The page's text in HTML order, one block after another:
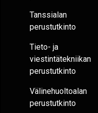
Tanssialan
perustutkinto
Tieto- ja
viestintätekniikan
perustutkinto
Välinehuoltoalan
perustutkinto